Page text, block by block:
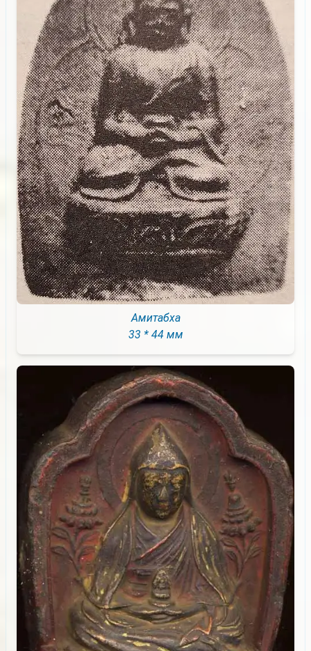
Амитабха
33 * 44 мм